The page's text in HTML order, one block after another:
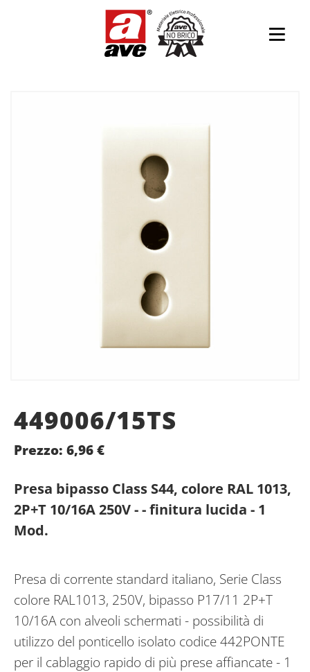
449006/15TS
Prezzo: 6,96€
Presa bipasso Class S44, colore RAL 1013,
2P+T 10/16A 250V - - finitura lucida - 1
Mod.
Presa di corrente standard italiano, Serie Class
colore RAL1013, 250V, bipasso P17/11 2P+T
10/16A con alveoli schermati - possibilità di
utilizzo del ponticello isolato codice 442PONTE
per il cablaggio rapido di più prese affiancate - 1